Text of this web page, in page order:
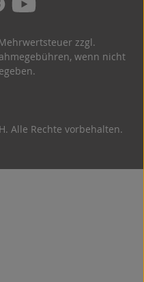
Alle Rechte vorbehalten.
zzgl.
wenn nicht